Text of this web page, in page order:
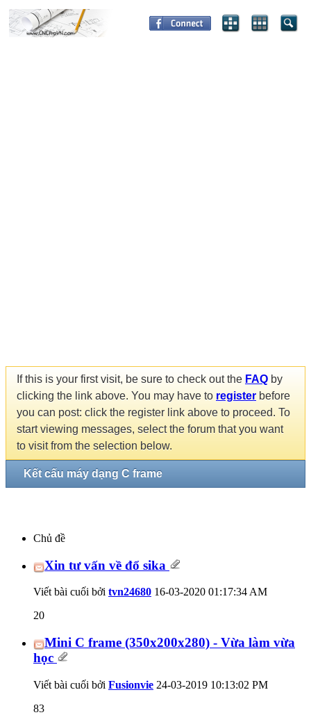
If this is your first visit, be sure to check out the FAQ by
clicking the link above. You may have to register before
you can post: click the register link above to proceed. To
start viewing messages, select the forum that you want
to visit from the selection below.
Kết cấu máy dạng C frame
Chủ đề
Xin tư vấn về đổ sika
Viết bài cuối bởi tvn24680 16-03-2020 01:17:34 AM
20
Mini C frame (350x200x280) - Vừa làm vừa
học
Viết bài cuối bởi Fusionvie 24-03-2019 10:13:02 PM
83